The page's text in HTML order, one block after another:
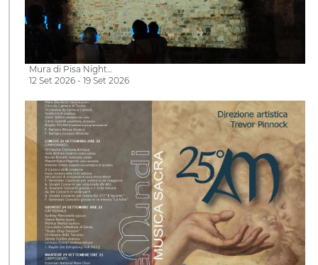
Mura di Pisa Night…
12 Set 2026 - 19 Set 2026